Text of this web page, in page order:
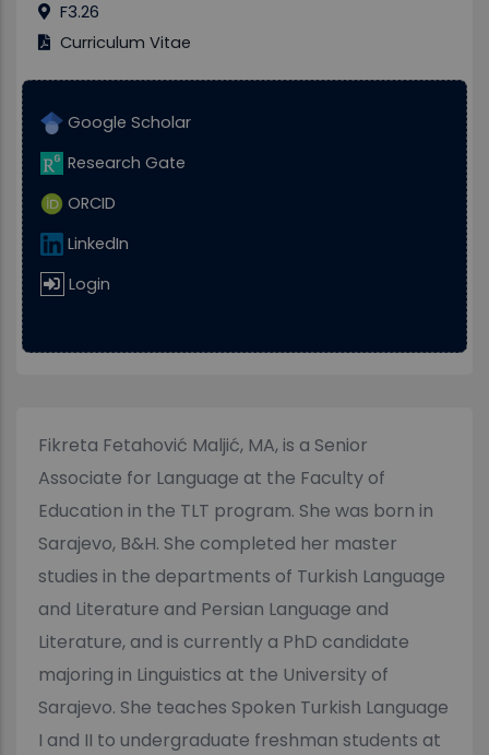
F3.26
Curriculum Vitae
Google Scholar
Research Gate
ORCID
LinkedIn
Login
Fikreta Fetahović Maljić, MA, is a Senior
Associate for Language at the Faculty of
Education in the TLT program. She was born in
Sarajevo, B&H. She completed her master
studies in the departments of Turkish Language
and Literature and Persian Language and
Literature, and is currently a PhD candidate
majoring in Linguistics at the University of
Sarajevo. She teaches Spoken Turkish Language
I and II to undergraduate freshman students at